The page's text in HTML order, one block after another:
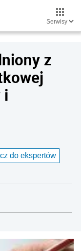
Serwisy
z
i
do ekspertów